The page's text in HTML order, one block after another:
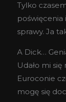
Tylko
poświęcenia
sprawy. Ja
A Dick…
Udało mi
Euroconie
mogę się